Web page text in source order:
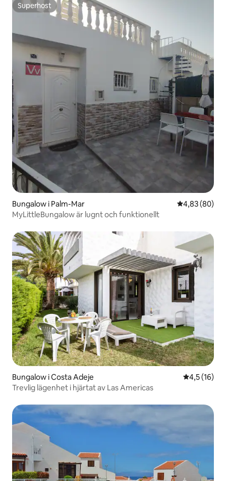
Superhost
Superhost
Bungalow i Palm-Mar 4,83 av 5 i
4,83 (80)
MyLittleBungalow är lugnt och funktionellt
Bungalow i Costa Adeje 4,5 av 5 i
4,5 (16)
Trevlig lägenhet i hjärtat av Las Americas